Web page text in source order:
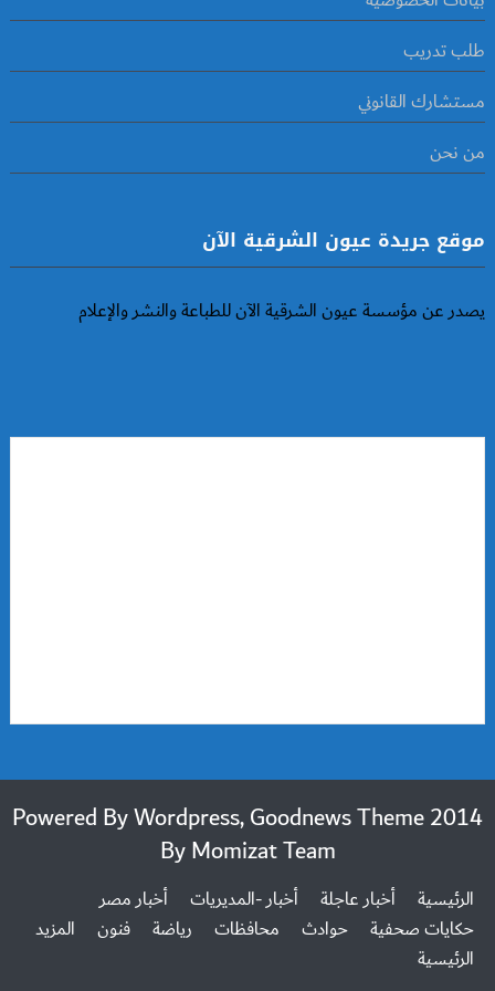
طلب تدريب
مستشارك القانوني
من نحن
موقع جريدة عيون الشرقية الآن
يصدر عن مؤسسة عيون الشرقية الآن للطباعة والنشر والإعلام
2014 Powered By Wordpress, Goodnews Theme
ByMomizat Team
الرئيسية أخبار عاجلة أخبار -المديريات
أخبار مصر
حكايات صحفية
حوادث محافظات رياضة فنون
المزيد
الرئيسية